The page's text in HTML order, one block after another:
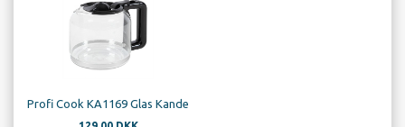
Profi Cook KA1169 Glas Kande